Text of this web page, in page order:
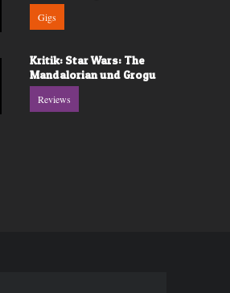
Gigs
Kritik: Star Wars: The
Mandalorian und Grogu
Reviews